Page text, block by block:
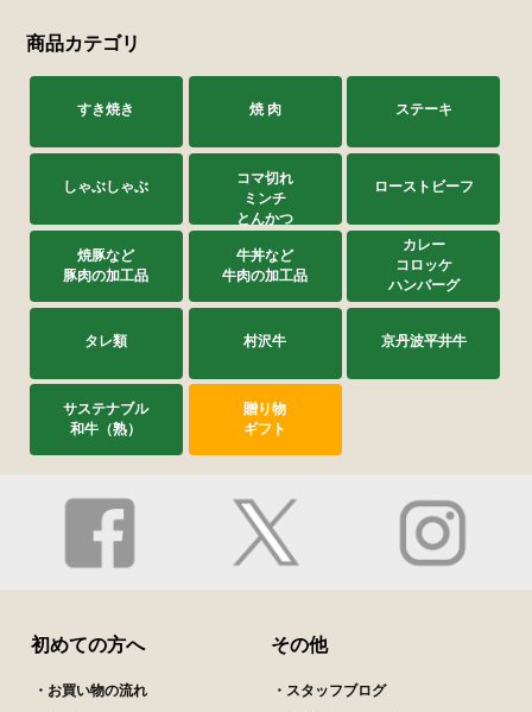
商品カテゴリ
すき焼き 焼 肉 ステーキ
しゃぶしゃぶ
コマ切れ
ミンチ
とんかつ
ローストビーフ
焼豚など
豚肉の加工品
牛丼など
牛肉の加工品
カレー
コロッケ
ハンバーグ
タレ類 村沢牛 京丹波平井牛
サステナブル
和牛（熟）
贈り物
ギフト
初めての方へ
・お買い物の流れ
その他
・スタッフブログ